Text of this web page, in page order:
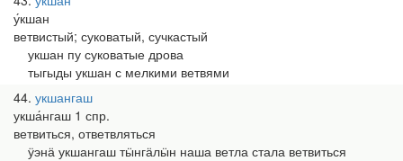
у́кшан
ветвистый; суковатый, сучкастый
укшан пу суковатые дрова
тыгыды укшан с мелкими ветвями
44 укшангаш
укша́нгаш 1 спр.
ветвиться, ответвляться
ӱэнӓ укшангаш тӹнгӓлӹн наша ветла стала ветвиться